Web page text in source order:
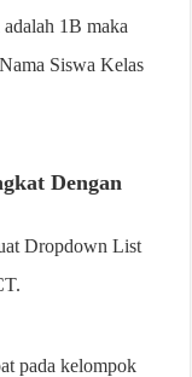
1B maka
Siswa Kelas
Dengan
Dropdown List
pada kelompok